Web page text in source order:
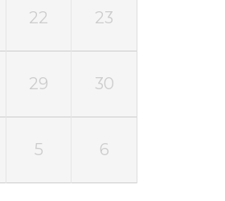
22 23
29 30
5 6